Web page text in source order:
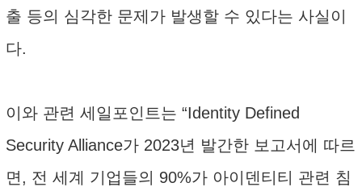
출 등의 심각한 문제가 발생할 수 있다는 사실이
다.
이와 관련 세일포인트는 “Identity Defined
Security Alliance가 2023년 발간한 보고서에 따르
면, 전 세계 기업들의 90%가 아이덴티티 관련 침